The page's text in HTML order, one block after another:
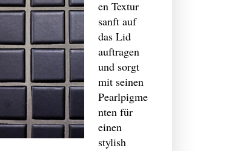
en Textur
sanft auf
das Lid
auftragen
und sorgt
mit seinen
Pearlpigme
nten für
einen
stylish